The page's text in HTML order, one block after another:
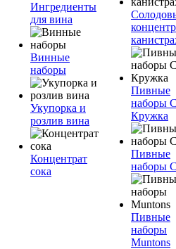
Ингредиенты
для вина
Винные
наборы
Укупорка и
розлив вина
Концентрат
сока
Пивные
наборы
Кружка
Пивные
наборы
Пивные
наборы
Muntons